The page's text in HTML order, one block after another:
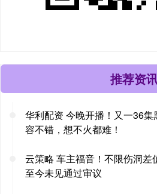
推荐资
华利配资 今晚开播！又一36
容不错，想不火都难！
云策略 车主福音！不限伤洞
至今未见通过审议